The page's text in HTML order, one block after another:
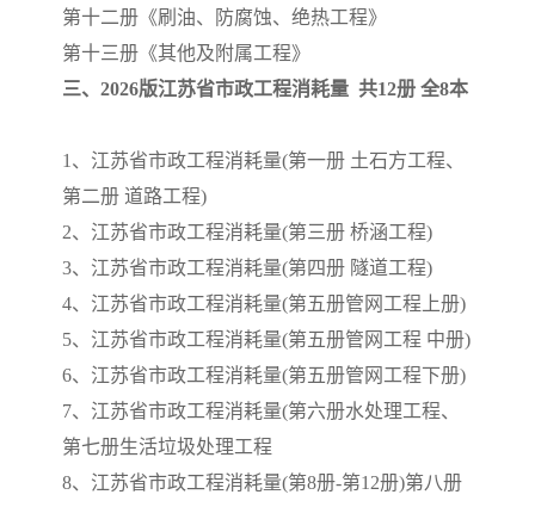
第十二册《刷油、防腐蚀、绝热工程》
第十三册《其他及附属工程》
三、2026版江苏省市政工程消耗量 共12册 全8本
1、江苏省市政工程消耗量(第一册 土石方工程、
第二册 道路工程)
2、江苏省市政工程消耗量(第三册 桥涵工程)
3、江苏省市政工程消耗量(第四册 隧道工程)
4、江苏省市政工程消耗量(第五册管网工程上册)
5、江苏省市政工程消耗量(第五册管网工程 中册)
6、江苏省市政工程消耗量(第五册管网工程下册)
7、江苏省市政工程消耗量(第六册水处理工程、
第七册生活垃圾处理工程
8、江苏省市政工程消耗量(第8册-第12册)第八册